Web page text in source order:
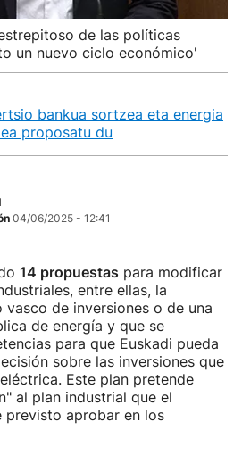
de las políticas
un nuevo ciclo económico'
bankua sortzea eta energia
proposatu du
04/06/2025 - 12:41
14 propuestas para modificar
entre ellas, la
de inversiones o de una
de energía y que se
para que Euskadi pueda
sobre las inversiones que
Este plan pretende
al plan industrial que el
previsto aprobar en los